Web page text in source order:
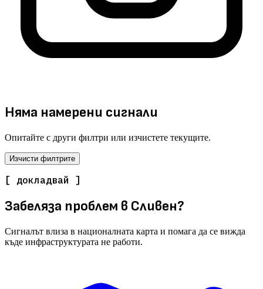
Няма намерени сигнали
Опитайте с други филтри или изчистете текущите.
Изчисти филтрите
[ докладвай ]
Забеляза проблем в Сливен?
Сигналът влиза в националната карта и помага да се вижда
къде инфраструктурата не работи.